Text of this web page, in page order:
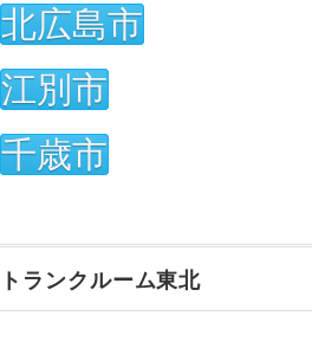
北広島市
江別市
千歳市
トランクルーム東北